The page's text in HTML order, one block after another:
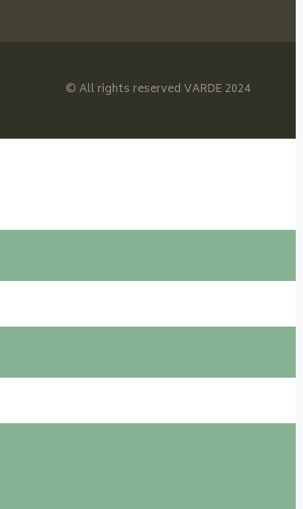
© All rights reserved VARDE 2024